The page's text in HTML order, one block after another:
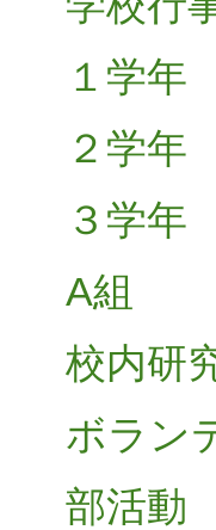
１学年
２学年
３学年
A組
校内研
ボラン
部活動